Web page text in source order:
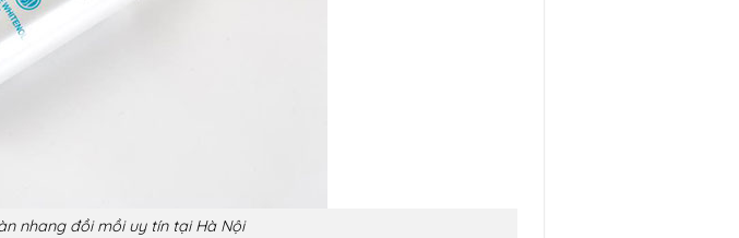
nhang đồi mồi uy tín tại Hà Nội